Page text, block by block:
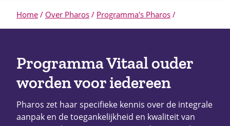
Home / Over Pharos / Programma's Pharos /
Programma Vitaal ouder
worden voor iedereen
Pharos zet haar specifieke kennis over de integrale
aanpak en de toegankelijkheid en kwaliteit van